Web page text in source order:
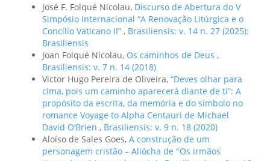
José F. Folqué Nicolau, Discurso de Abertura do V
Simpósio Internacional “A Renovação Litúrgica e o
Concílio Vaticano II” , Brasiliensis: v. 14 n. 27 (2025):
Brasiliensis
Joan Folqué Nicolau, Os caminhos de Deus ,
Brasiliensis: v. 7 n. 14 (2018)
Victor Hugo Pereira de Oliveira, “Deves olhar para
cima, pois um caminho aparecerá diante de ti”: A
propósito da escrita, da memória e do símbolo no
romance Voyage to Alpha Centauri de Michael
David O’Brien , Brasiliensis: v. 9 n. 18 (2020)
Aloíso de Sales Goes, A construção de um
personagem cristão – Aliócha de "Os irmãos